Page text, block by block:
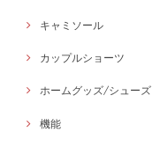
キャミソール
カップルショーツ
ホームグッズ/シューズ
機能